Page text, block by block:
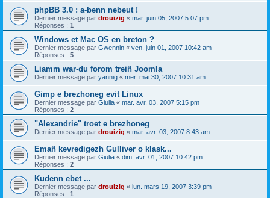
phpBB 3.0 : a-benn nebeut !
Dernier message par drouizig « mar. juin 05, 2007 5:07 pm
Réponses : 1
Windows et Mac OS en breton ?
Dernier message par Gwennin « ven. juin 01, 2007 10:42 am
Réponses : 5
Liamm war-du forom treiñ Joomla
Dernier message par yannig « mer. mai 30, 2007 10:31 am
Gimp e brezhoneg evit Linux
Dernier message par Giulia « mar. avr. 03, 2007 5:15 pm
Réponses : 2
"Alexandrie" troet e brezhoneg
Dernier message par drouizig « mar. avr. 03, 2007 8:43 am
Emañ kevredigezh Gulliver o klask...
Dernier message par Giulia « dim. avr. 01, 2007 10:42 pm
Réponses : 2
Kudenn ebet ...
Dernier message par drouizig « lun. mars 19, 2007 3:39 pm
Réponses : 1